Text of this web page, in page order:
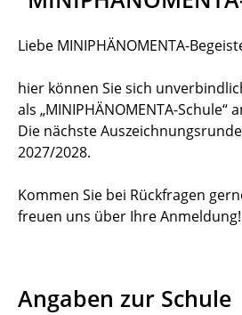
Liebe MINIPHÄNOMENTA-
hier können Sie sich
als „MINIPHÄNOMENTA-Schule“
Die nächste
2027/2028.
Kommen Sie bei Rückfragen
freuen uns über Ihre Anmeldung!
Angaben zur Schule